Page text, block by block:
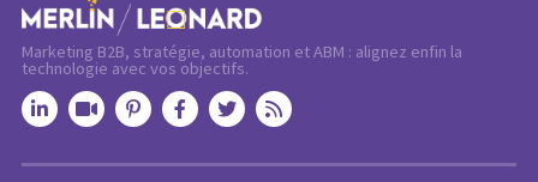
Marketing B2B, stratégie, automation et ABM : alignez enfin la
technologie avec vos objectifs.